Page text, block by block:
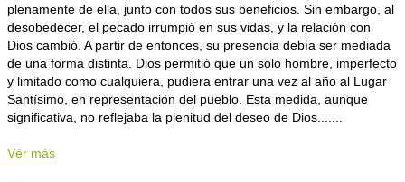
plenamente de ella, junto con todos sus beneficios. Sin embargo, al
desobedecer, el pecado irrumpió en sus vidas, y la relación con
Dios cambió. A partir de entonces, su presencia debía ser mediada
de una forma distinta. Dios permitió que un solo hombre, imperfecto
y limitado como cualquiera, pudiera entrar una vez al año al Lugar
Santísimo, en representación del pueblo. Esta medida, aunque
significativa, no reflejaba la plenitud del deseo de Dios.......
Vér más